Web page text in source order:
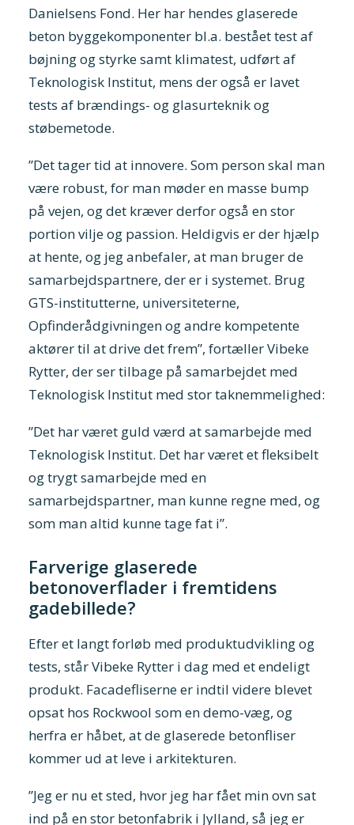
Danielsens Fond. Her har hendes glaserede
beton byggekomponenter bl.a. bestået test af
bøjning og styrke samt klimatest, udført af
Teknologisk Institut, mens der også er lavet
tests af brændings- og glasurteknik og
støbemetode.
”Det tager tid at innovere. Som person skal man
være robust, for man møder en masse bump
på vejen, og det kræver derfor også en stor
portion vilje og passion. Heldigvis er der hjælp
at hente, og jeg anbefaler, at man bruger de
samarbejdspartnere, der er i systemet. Brug
GTS-institutterne, universiteterne,
Opfinderådgivningen og andre kompetente
aktører til at drive det frem”, fortæller Vibeke
Rytter, der ser tilbage på samarbejdet med
Teknologisk Institut med stor taknemmelighed:
”Det har været guld værd at samarbejde med
Teknologisk Institut. Det har været et fleksibelt
og trygt samarbejde med en
samarbejdspartner, man kunne regne med, og
som man altid kunne tage fat i”.
Farverige glaserede
betonoverflader i fremtidens
gadebillede?
Efter et langt forløb med produktudvikling og
tests, står Vibeke Rytter i dag med et endeligt
produkt. Facadefliserne er indtil videre blevet
opsat hos Rockwool som en demo-væg, og
herfra er håbet, at de glaserede betonfliser
kommer ud at leve i arkitekturen.
”Jeg er nu et sted, hvor jeg har fået min ovn sat
ind på en stor betonfabrik i Jylland, så jeg er